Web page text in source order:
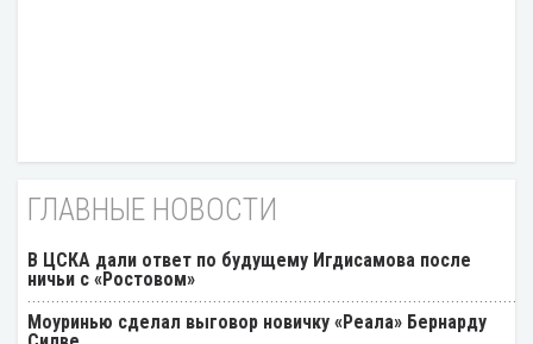
ГЛАВНЫЕ НОВОСТИ
В ЦСКА дали ответ по будущему Игдисамова после
ничьи с «Ростовом»
Моуринью сделал выговор новичку «Реала» Бернарду